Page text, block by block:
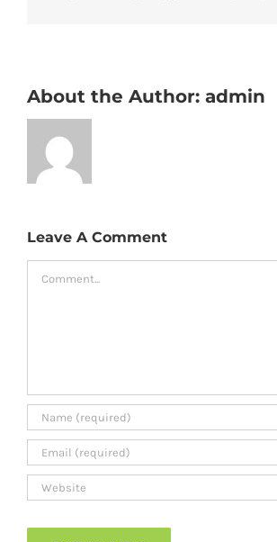
About the Author: admin
Leave A Comment
Comment